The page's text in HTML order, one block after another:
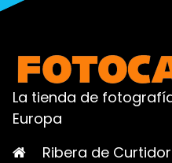
La tienda de
Europa
Ribera de